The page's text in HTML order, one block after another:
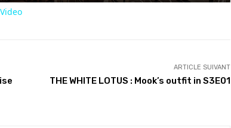
ARTICLE SUIVANT
THE WHITE LOTUS : Mook’s outfit in S3E01